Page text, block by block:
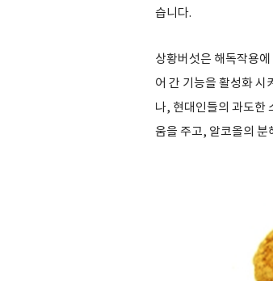
습니다.
상황버섯은 해독작용
어 간 기능을 활성화 시
나, 현대인들의 과도한
움을 주고, 알코올의 분